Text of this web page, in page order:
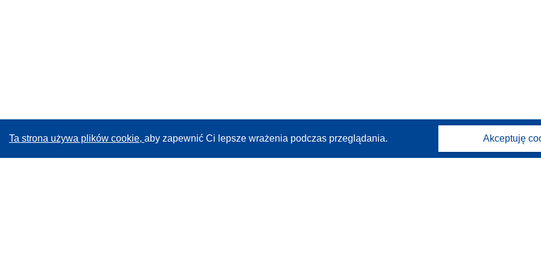
Ta strona używa plików cookie, aby zapewnić Ci lepsze wrażenia podczas przeglądania. Akceptuję